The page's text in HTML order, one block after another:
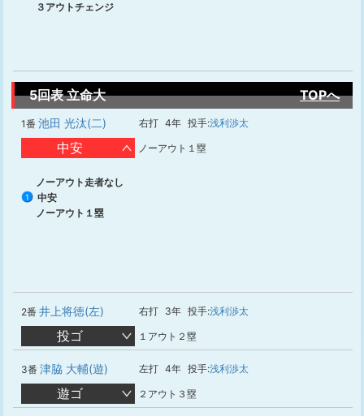
３アウトチェンジ
5回表 立命大 TOPへ
1番 池田 光汰(二) 右打 4年 投手:浅利渉太
中安 ノーアウト１塁
ノーアウト走者なし
1
中安
ノーアウト１塁
2番 井上将徳(左) 右打 3年 投手:浅利渉太
投ゴ １アウト２塁
3番 津脇 大輔(遊) 左打 4年 投手:浅利渉太
遊ゴ ２アウト３塁